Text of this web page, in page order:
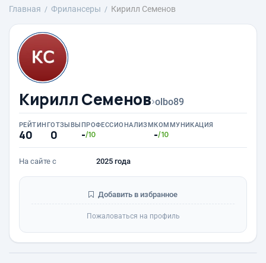
Главная Фрилансеры Кирилл Семенов
Кирилл Семенов›olbo89
РЕЙТИНГ
40
ОТЗЫВЫ
0
ПРОФЕССИОНАЛИЗМ
-/10
КОММУНИКАЦИЯ
-/10
На сайте с 2025 года
Добавить в избранное
Пожаловаться на профиль